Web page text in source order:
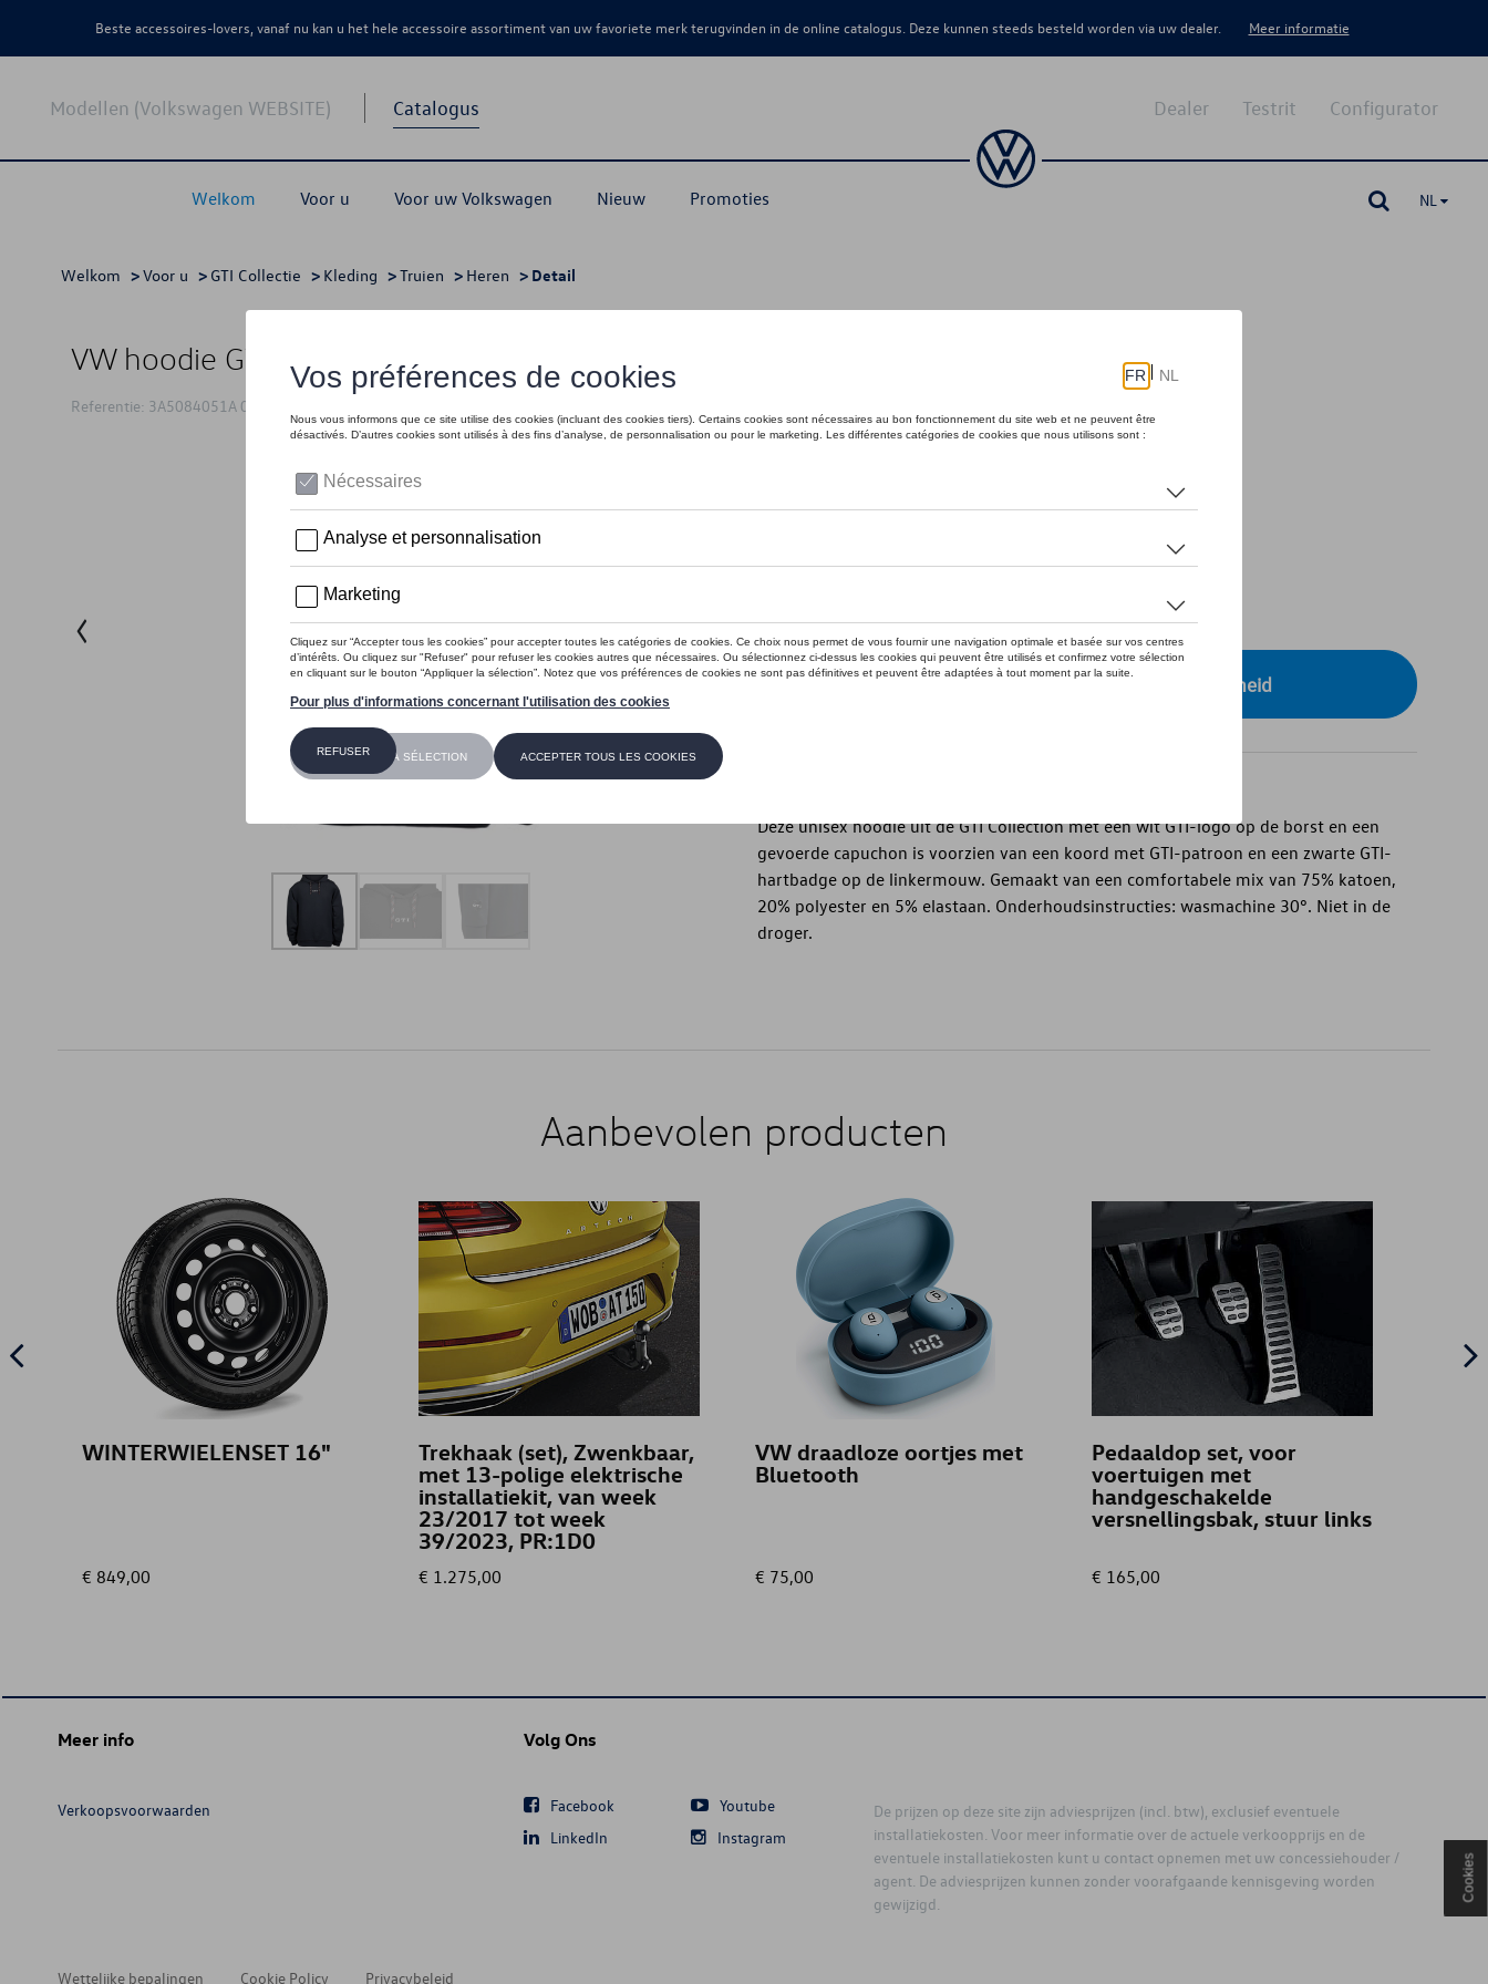
Beste accessoires-lovers, vanaf nu kan u het hele accessoire assortiment van uw favoriete merk terugvinden in de online catalogus. Deze kunnen steeds besteld worden via uw dealer. Meer informatie
Modellen (Volkswagen WEBSITE) Catalogus
Welkom Voor u Voor uw Volkswagen Nieuw Promoties
Configurator
Testrit
Dealer
NL
Welkom >Voor u > GTI Collectie > Kleding >Truien > Heren > Detail
VW hoodie GTI, zwart - S
Referentie: 3A5084051A 041
Dit product is momenteel niet op stock
Contacteer uw dealer voor beschikbaarheid
Deze unisex hoodie uit de GTI Collection met een wit GTI-logo op de borst en een
gevoerde capuchon is voorzien van een koord met GTI-patroon en een zwarte GTI-
hartbadge op de linkermouw. Gemaakt van een comfortabele mix van 75% katoen,
20% polyester en 5% elastaan. Onderhoudsinstructies: wasmachine 30°. Niet in de
droger.
Aanbevolen producten
WINTERWIELENSET 16"
€ 849,00
Trekhaak (set), Zwenkbaar,
met 13-polige elektrische
installatiekit, van week
23/2017 tot week
39/2023, PR:1D0
€ 1.275,00
VW draadloze oortjes met
Bluetooth
€ 75,00
Pedaaldop set, voor
voertuigen met
handgeschakelde
versnellingsbak, stuur links
€ 165,00
Meer info
Verkoopsvoorwaarden
Volg Ons
Facebook
Youtube
LinkedIn
Instagram
De prijzen op deze site zijn adviesprijzen (incl. btw), exclusief eventuele
installatiekosten. Voor meer informatie over de actuele verkoopprijs en de
eventuele installatiekosten kunt u contact opnemen met uw concessiehouder /
agent. De adviesprijzen kunnen zonder voorafgaande kennisgeving worden
gewijzigd.
Wettelijke bepalingen Cookie Policy Privacybeleid
Cookies